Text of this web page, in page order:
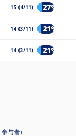
15 (4/11) 27%
14 (3/11) 21%
14 (3/11) 21%
参与者)